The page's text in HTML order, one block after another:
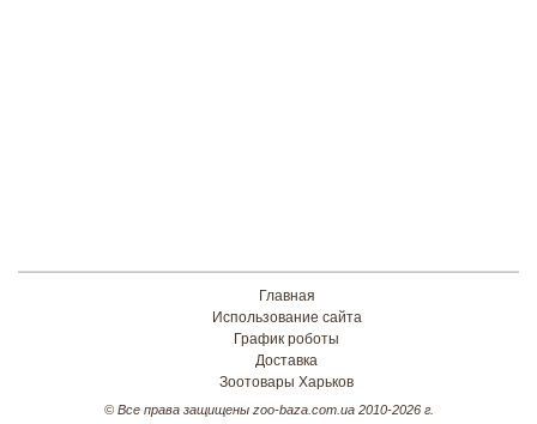
Главная
Использование сайта
График роботы
Доставка
Зоотовары Харьков
© Все права защищены zoo-baza.com.ua 2010-2026 г.